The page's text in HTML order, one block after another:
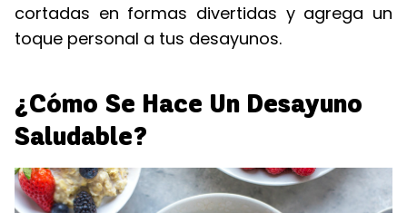
cortadas en formas divertidas y agrega un
toque personal a tus desayunos.
¿Cómo Se Hace Un Desayuno
Saludable?